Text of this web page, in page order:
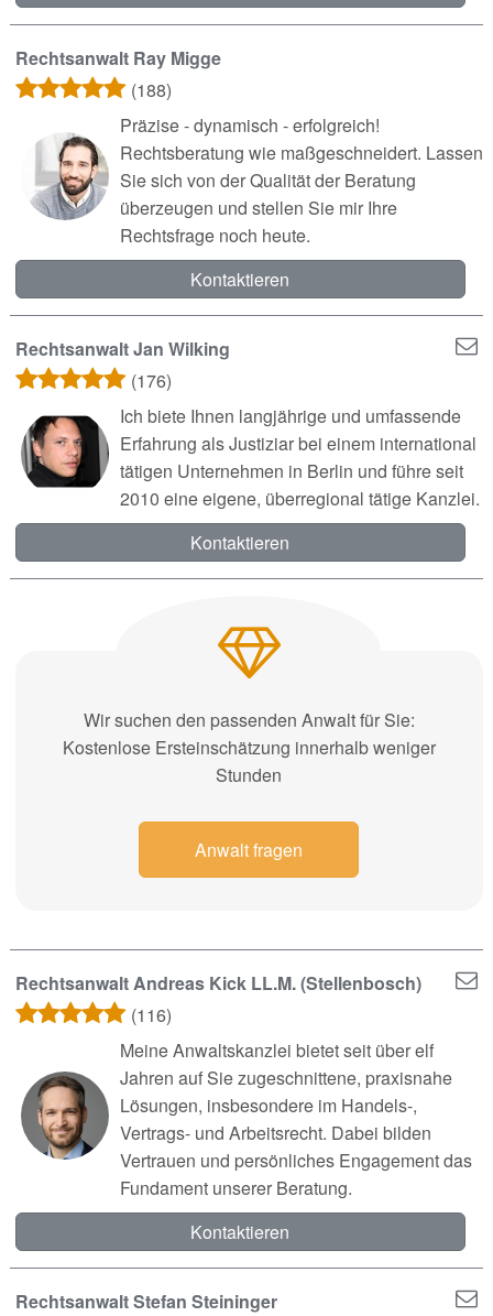
Rechtsanwalt Ray Migge
(188)
Präzise - dynamisch - erfolgreich!
Rechtsberatung wie maßgeschneidert. Lassen
Sie sich von der Qualität der Beratung
überzeugen und stellen Sie mir Ihre
Rechtsfrage noch heute.
Kontaktieren
Rechtsanwalt Jan Wilking
(176)
Ich biete Ihnen langjährige und umfassende
Erfahrung als Justiziar bei einem international
tätigen Unternehmen in Berlin und führe seit
2010 eine eigene, überregional tätige Kanzlei.
Kontaktieren
Wir suchen den passenden Anwalt für Sie:
Kostenlose Ersteinschätzung innerhalb weniger
Stunden
Anwalt fragen
Rechtsanwalt Andreas Kick LL.M. (Stellenbosch)
(116)
Meine Anwaltskanzlei bietet seit über elf
Jahren auf Sie zugeschnittene, praxisnahe
Lösungen, insbesondere im Handels-,
Vertrags- und Arbeitsrecht. Dabei bilden
Vertrauen und persönliches Engagement das
Fundament unserer Beratung.
Kontaktieren
Rechtsanwalt Stefan Steininger